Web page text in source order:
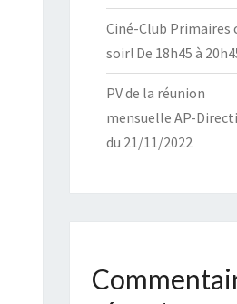
Ciné-Club Primaires
soir! De 18h45 à
PV de la réunion
mensuelle AP-
du 21/11/2022